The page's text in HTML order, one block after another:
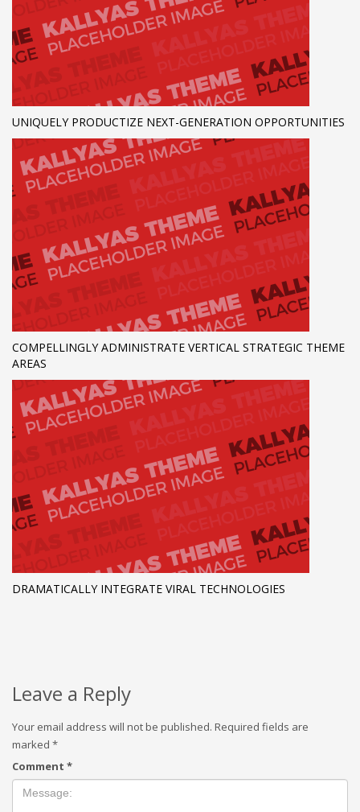
UNIQUELY PRODUCTIZE NEXT-GENERATION OPPORTUNITIES
COMPELLINGLY ADMINISTRATE VERTICAL STRATEGIC THEME
AREAS
DRAMATICALLY INTEGRATE VIRAL TECHNOLOGIES
Leave a Reply
Your email address will not be published. Required fields are
marked *
Comment *